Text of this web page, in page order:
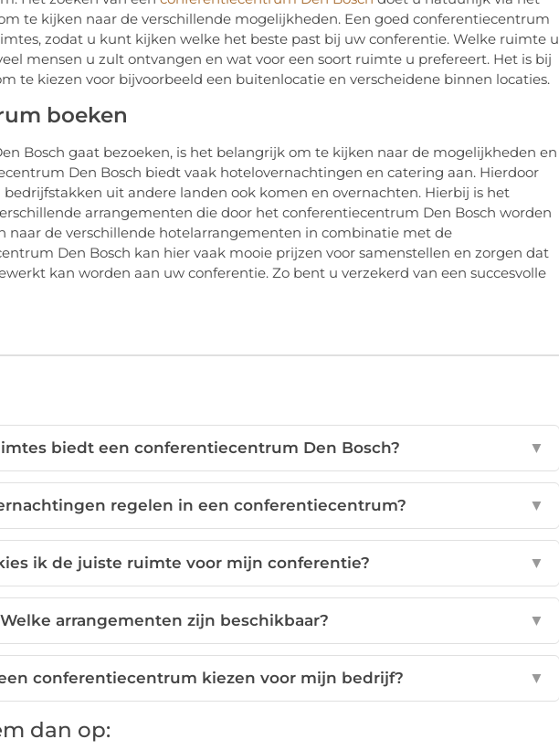
te kijken naar de verschillende mogelijkheden. Een goed conferentiecentrum
zodat u kunt kijken welke het beste past bij uw conferentie. Welke ruimte u
mensen u zult ontvangen en wat voor een soort ruimte u prefereert. Het is bij
te kiezen voor bijvoorbeeld een buitenlocatie en verscheidene binnen locaties.
boeken
Bosch gaat bezoeken, is het belangrijk om te kijken naar de mogelijkheden en
Den Bosch biedt vaak hotelovernachtingen en catering aan. Hierdoor
uit andere landen ook komen en overnachten. Hierbij is het
arrangementen die door het conferentiecentrum Den Bosch worden
naar de verschillende hotelarrangementen in combinatie met de
Den Bosch kan hier vaak mooie prijzen voor samenstellen en zorgen dat
kan worden aan uw conferentie. Zo bent u verzekerd van een succesvolle
biedt een conferentiecentrum Den Bosch? ▼
regelen in een conferentiecentrum? ▼
ik de juiste ruimte voor mijn conferentie? ▼
Welke arrangementen zijn beschikbaar? ▼
conferentiecentrum kiezen voor mijn bedrijf? ▼
dan op: